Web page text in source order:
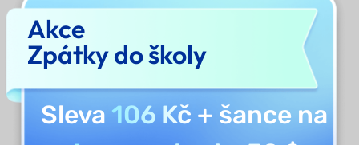
Akce
Zpátky do školy
Sleva 106 Kč + šance na